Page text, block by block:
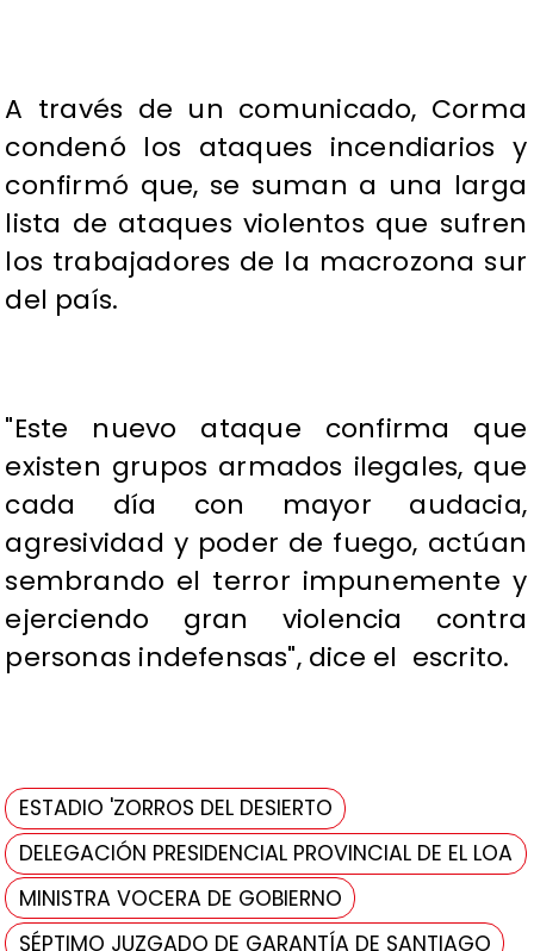
A través de un comunicado, Corma
condenó los ataques incendiarios y
confirmó que, se suman a una larga
lista de ataques violentos que sufren
los trabajadores de la macrozona sur
del país.
"Este nuevo ataque confirma que
existen grupos armados ilegales, que
cada día con mayor audacia,
agresividad y poder de fuego, actúan
sembrando el terror impunemente y
ejerciendo gran violencia contra
personas indefensas", dice el escrito.
ESTADIO 'ZORROS DEL DESIERTO
DELEGACIÓN PRESIDENCIAL PROVINCIAL DE EL LOA
MINISTRA VOCERA DE GOBIERNO
SÉPTIMO JUZGADO DE GARANTÍA DE SANTIAGO